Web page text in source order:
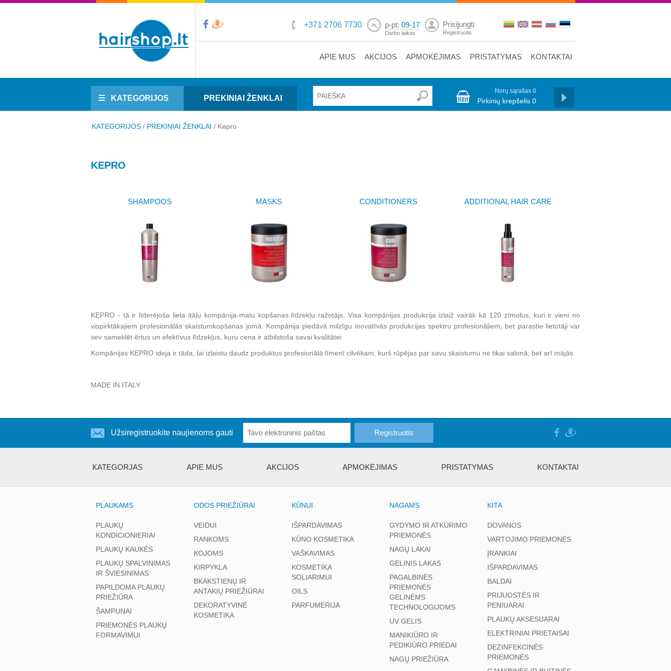
+371 2706 7730 p-pt: 09-17
Darbo laikas
Prisijungti
Registruotis
APIE MUS AKCIJOS APMOKĖJIMAS PRISTATYMAS KONTAKTAI
KATEGORIJOS PREKINIAI ŽENKLAI
Norų sąrašas 0
Pirkinių krepšelis 0
KATEGORIJOS / PREKINIAI ŽENKLAI / Kepro
KEPRO
SHAMPOOS MASKS CONDITIONERS ADDITIONAL HAIR CARE
KEPRO - tā ir līderējoša liela itāļu kompānija-matu kopšanas līdzekļu ražotājs. Visa kompānijas produkcija izlaiž vairāk kā 120 zīmolus, kuri ir vieni no
vispirktākajiem profesionālās skaistumkopšanas jomā. Kompānija piedāvā milzīgu inovatīvās produkcijas spektru profesionāļiem, bet parastie lietotāji var
sev sameklēt ērtus un efektīvus līdzekļus, kuru cena ir atbilstoša savai kvalitātei
Kompānijas KEPRO ideja ir tāda, lai izlaistu daudz produktus profesionālā līmenī cilvēkam, kurš rūpējas par savu skaistumu ne tikai salonā, bet arī mājās.
MADE IN ITALY
Užsiregistruokite naujienoms gauti
KATEGORJAS APIE MUS AKCIJOS APMOKĖJIMAS PRISTATYMAS KONTAKTAI
PLAUKAMS
PLAUKŲ
KONDICIONIERIAI
PLAUKŲ KAUKĖS
PLAUKŲ SPALVINIMAS
IR ŠVIESINIMAS
PAPILDOMA PLAUKŲ
PRIEŽIŪRA
ŠAMPUNAI
PRIEMONĖS PLAUKŲ
FORMAVIMUI
ODOS PRIEŽIŪRAI
VEIDUI
RANKOMS
KOJOMS
KIRPYKLA
BKAKSTIENŲ IR
ANTAKIŲ PRIEŽIŪRAI
DEKORATYVINĖ
KOSMETIKA
KŪNUI
IŠPARDAVIMAS
KŪNO KOSMETIKA
VAŠKAVIMAS
KOSMETIKA
SOLIARIMUI
OILS
PARFUMERIJA
NAGAMS
GYDYMO IR ATKŪRIMO
PRIEMONĖS
NAGŲ LAKAI
GELINIS LAKAS
PAGALBINĖS
PRIEMONĖS
GELINĖMS
TECHNOLOGIJOMS
UV GELIS
MANIKIŪRO IR
PEDIKIŪRO PRIEDAI
NAGŲ PRIEŽIŪRA
KITA
DOVANOS
VARTOJIMO PRIEMONĖS
ĮRANKIAI
IŠPARDAVIMAS
BALDAI
PRIJUOSTĖS IR
PENIUARAI
PLAUKŲ AKSESUARAI
ELEKTRINIAI PRIETAISAI
DEZINFEKCINĖS
PRIEMONĖS